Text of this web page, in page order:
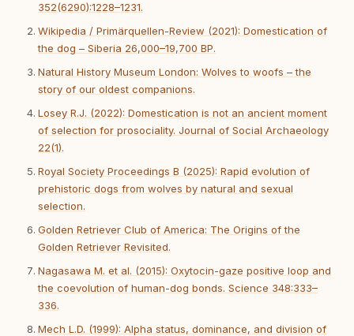
352(6290):1228–1231.
Wikipedia / Primärquellen-Review (2021): Domestication of
the dog – Siberia 26,000–19,700 BP.
Natural History Museum London: Wolves to woofs – the
story of our oldest companions.
Losey R.J. (2022): Domestication is not an ancient moment
of selection for prosociality. Journal of Social Archaeology
22(1).
Royal Society Proceedings B (2025): Rapid evolution of
prehistoric dogs from wolves by natural and sexual
selection.
Golden Retriever Club of America: The Origins of the
Golden Retriever Revisited.
Nagasawa M. et al. (2015): Oxytocin-gaze positive loop and
the coevolution of human-dog bonds. Science 348:333–
336.
Mech L.D. (1999): Alpha status, dominance, and division of